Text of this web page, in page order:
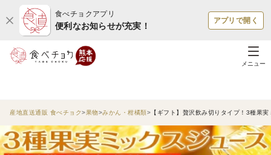
食べチョクアプリ
便利なお知らせが充実！
アプリで開く
メニュー
産地直送通販 食べチョク 果物 みかん・柑橘類 【ギフト】贅沢飲み切りタイプ！3種果